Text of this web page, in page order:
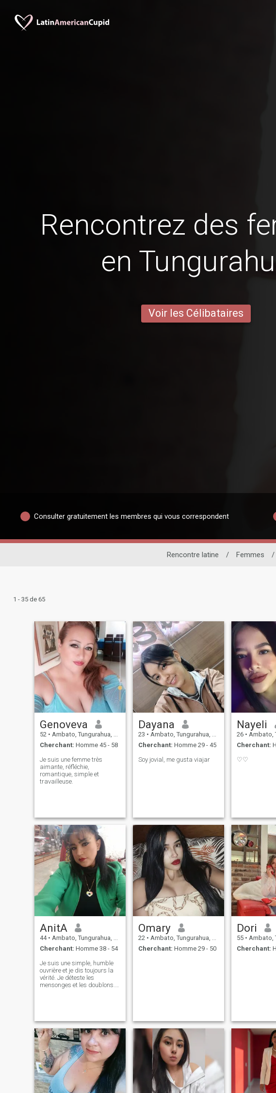
Rencontrez des
en
Voir les Célibataires
Consulter gratuitement les membres qui vous correspondent
Rencontre latine / Femmes /
1 - 35 de 65
Genoveva
52 • Ambato, Tungurahua, Equateur
Cherchant: Homme 45 - 58
Je suis une femme très
aimante, réfléchie,
romantique, simple et
travailleuse.
Dayana
23 • Ambato, Tungurahua, Equateur
Cherchant: Homme 29 - 45
Soy jovial, me gusta viajar
Nayeli
26 • Ambato,
Cherchant:
♡♡
AnitA
44 • Ambato, Tungurahua, Equateur
Cherchant: Homme 38 - 54
Je suis une simple, humble
ouvrière et je dis toujours la
vérité. Je déteste les
mensonges et les doublons.
Omary
22 • Ambato, Tungurahua, Equateur
Cherchant: Homme 29 - 50
Dori
55 • Ambato,
Cherchant: